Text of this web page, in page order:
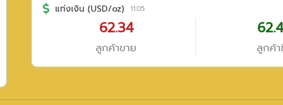
แท่งเงิน (USD/oz) 11:05
62.34
ลูกค้าขาย ลูกค้